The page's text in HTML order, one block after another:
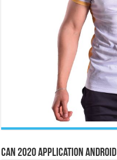
CAN 2020 Application Android